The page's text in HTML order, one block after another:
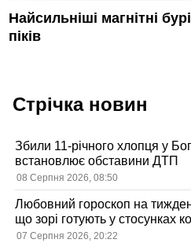
Найсильніші магнітні
піків
Стрічка новин
Збили 11-річного хлопця у
встановлює обставини ДТП
08 Серпня 2026, 08:50
Любовний гороскоп на
що зорі готують у стосунках
07 Серпня 2026, 20:22